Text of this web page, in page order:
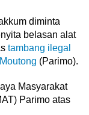
diminta
belasan alat
tambang ilegal
(Parimo).
Masyarakat
Parimo atas